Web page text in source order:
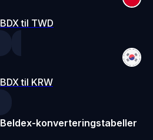
BDX til TWD
BDX til KRW
Beldex-konverteringstabeller